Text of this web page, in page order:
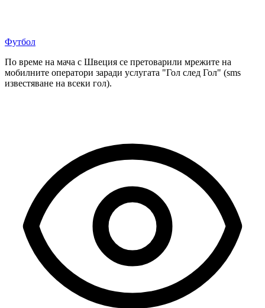
Футбол
По време на мача с Швеция се претоварили мрежите на
мобилните оператори заради услугата "Гол след Гол" (sms
известяване на всеки гол).